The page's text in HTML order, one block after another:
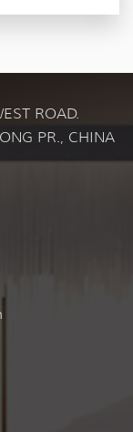
ROAD.
PR., CHINA